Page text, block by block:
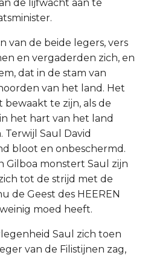
de lijfwacht aan te
van de beide legers, vers
en vergaderden zich, en
dat in de stam van
van het land. Het
bewaakt te zijn, als de
het hart van het land
Saul David
bloot en onbeschermd.
Gilboa monstert Saul zijn
tot de strijd met de
de Geest des HEEREN
moed heeft.
Saul zich toen
van de Filistijnen zag,